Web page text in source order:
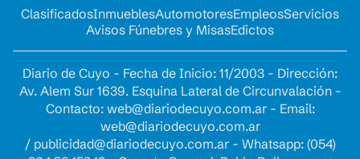
ClasificadosInmueblesAutomotoresEmpleosServicios
Avisos Fúnebres y MisasEdictos
Diario de Cuyo - Fecha de Inicio: 11/2003 - Dirección:
Av. Alem Sur 1639. Esquina Lateral de Circunvalación -
Contacto: web@diariodecuyo.com.ar- Email:
web@diariodecuyo.com.ar
/ publicidad@diariodecuyo.com.ar- Whatsapp: (054)